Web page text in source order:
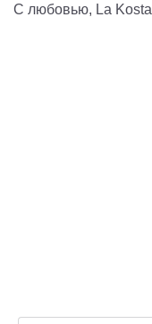
С любовью, La Kosta